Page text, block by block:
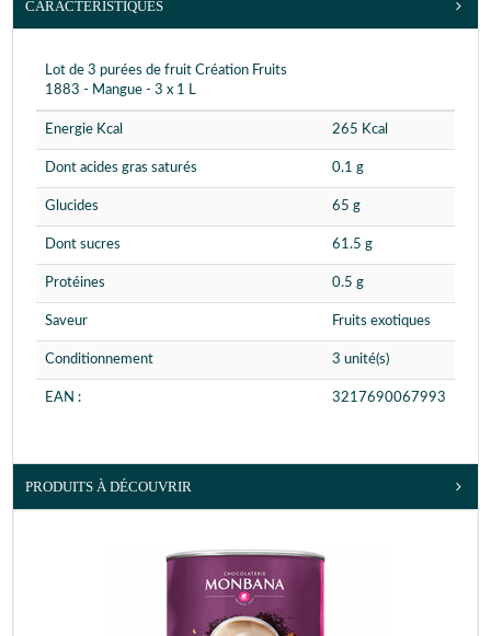
CARACTÉRISTIQUES
Lot de 3 purées de fruit Création Fruits
1883 - Mangue - 3 x 1 L
Energie Kcal 265 Kcal
Dont acides gras saturés 0.1 g
Glucides 65 g
Dont sucres 61.5 g
Protéines 0.5 g
Saveur Fruits exotiques
Conditionnement 3 unité(s)
EAN : 3217690067993
PRODUITS À DÉCOUVRIR